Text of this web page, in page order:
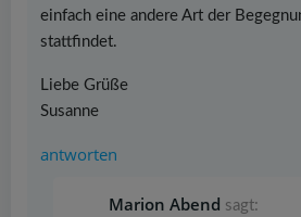
einfach eine andere Art der
stattfindet.
Liebe Grüße
Susanne
antworten
Marion Abend sagt: